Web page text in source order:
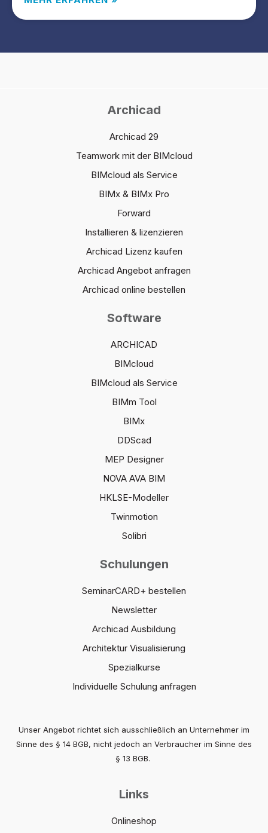
Archicad
Archicad 29
Teamwork mit der BIMcloud
BIMcloud als Service
BIMx & BIMx Pro
Forward
Installieren & lizenzieren
Archicad Lizenz kaufen
Archicad Angebot anfragen
Archicad online bestellen
Software
ARCHICAD
BIMcloud
BIMcloud als Service
BIMm Tool
BIMx
DDScad
MEP Designer
NOVA AVA BIM
HKLSE-Modeller
Twinmotion
Solibri
Schulungen
SeminarCARD+ bestellen
Newsletter
Archicad Ausbildung
Architektur Visualisierung
Spezialkurse
Individuelle Schulung anfragen
Unser Angebot richtet sich ausschließlich an Unternehmer im
Sinne des § 14 BGB, nicht jedoch an Verbraucher im Sinne des
§ 13 BGB.
Links
Onlineshop